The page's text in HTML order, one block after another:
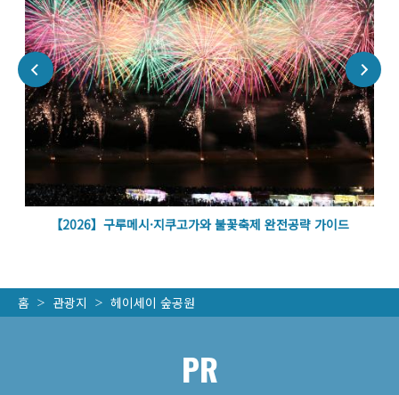
【2026】구루메시·지쿠고가와 불꽃축제 완전공략 가이드
홈 관광지 헤이세이 숲공원
PR